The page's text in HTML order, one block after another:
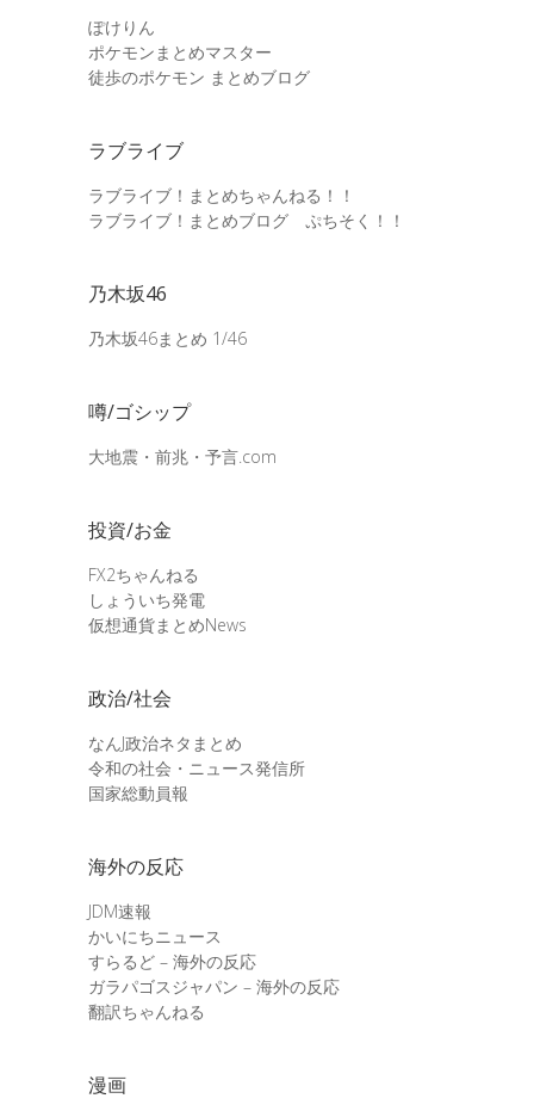
ぽけりん
ポケモンまとめマスター
徒歩のポケモン まとめブログ
ラブライブ
ラブライブ！まとめちゃんねる！！
ラブライブ！まとめブログ ぷちそく！！
乃木坂46
乃木坂46まとめ 1/46
噂/ゴシップ
大地震・前兆・予言.com
投資/お金
FX2ちゃんねる
しょういち発電
仮想通貨まとめNews
政治/社会
なんJ政治ネタまとめ
令和の社会・ニュース発信所
国家総動員報
海外の反応
JDM速報
かいにちニュース
すらるど – 海外の反応
ガラパゴスジャパン – 海外の反応
翻訳ちゃんねる
漫画